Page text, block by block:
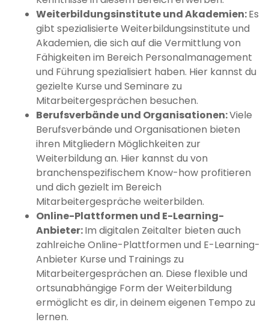
Weiterbildungsinstitute und Akademien:Es
gibt spezialisierte Weiterbildungsinstitute und
Akademien, die sich auf die Vermittlung von
Fähigkeiten im Bereich Personalmanagement
und Führung spezialisiert haben. Hier kannst du
gezielte Kurse und Seminare zu
Mitarbeitergesprächen besuchen.
Berufsverbände und Organisationen:Viele
Berufsverbände und Organisationen bieten
ihren Mitgliedern Möglichkeiten zur
Weiterbildung an. Hier kannst du von
branchenspezifischem Know-how profitieren
und dich gezielt im Bereich
Mitarbeitergespräche weiterbilden.
Online-Plattformen und E-Learning-
Anbieter:Im digitalen Zeitalter bieten auch
zahlreiche Online-Plattformen und E-Learning-
Anbieter Kurse und Trainings zu
Mitarbeitergesprächen an. Diese flexible und
ortsunabhängige Form der Weiterbildung
ermöglicht es dir, in deinem eigenen Tempo zu
lernen.